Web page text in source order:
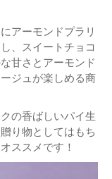
アーモンドプラリ
、スイートチョコ
甘さとアーモンド
ジュが楽しめる商
の香ばしいパイ生
り物としてはもち
ススメです！